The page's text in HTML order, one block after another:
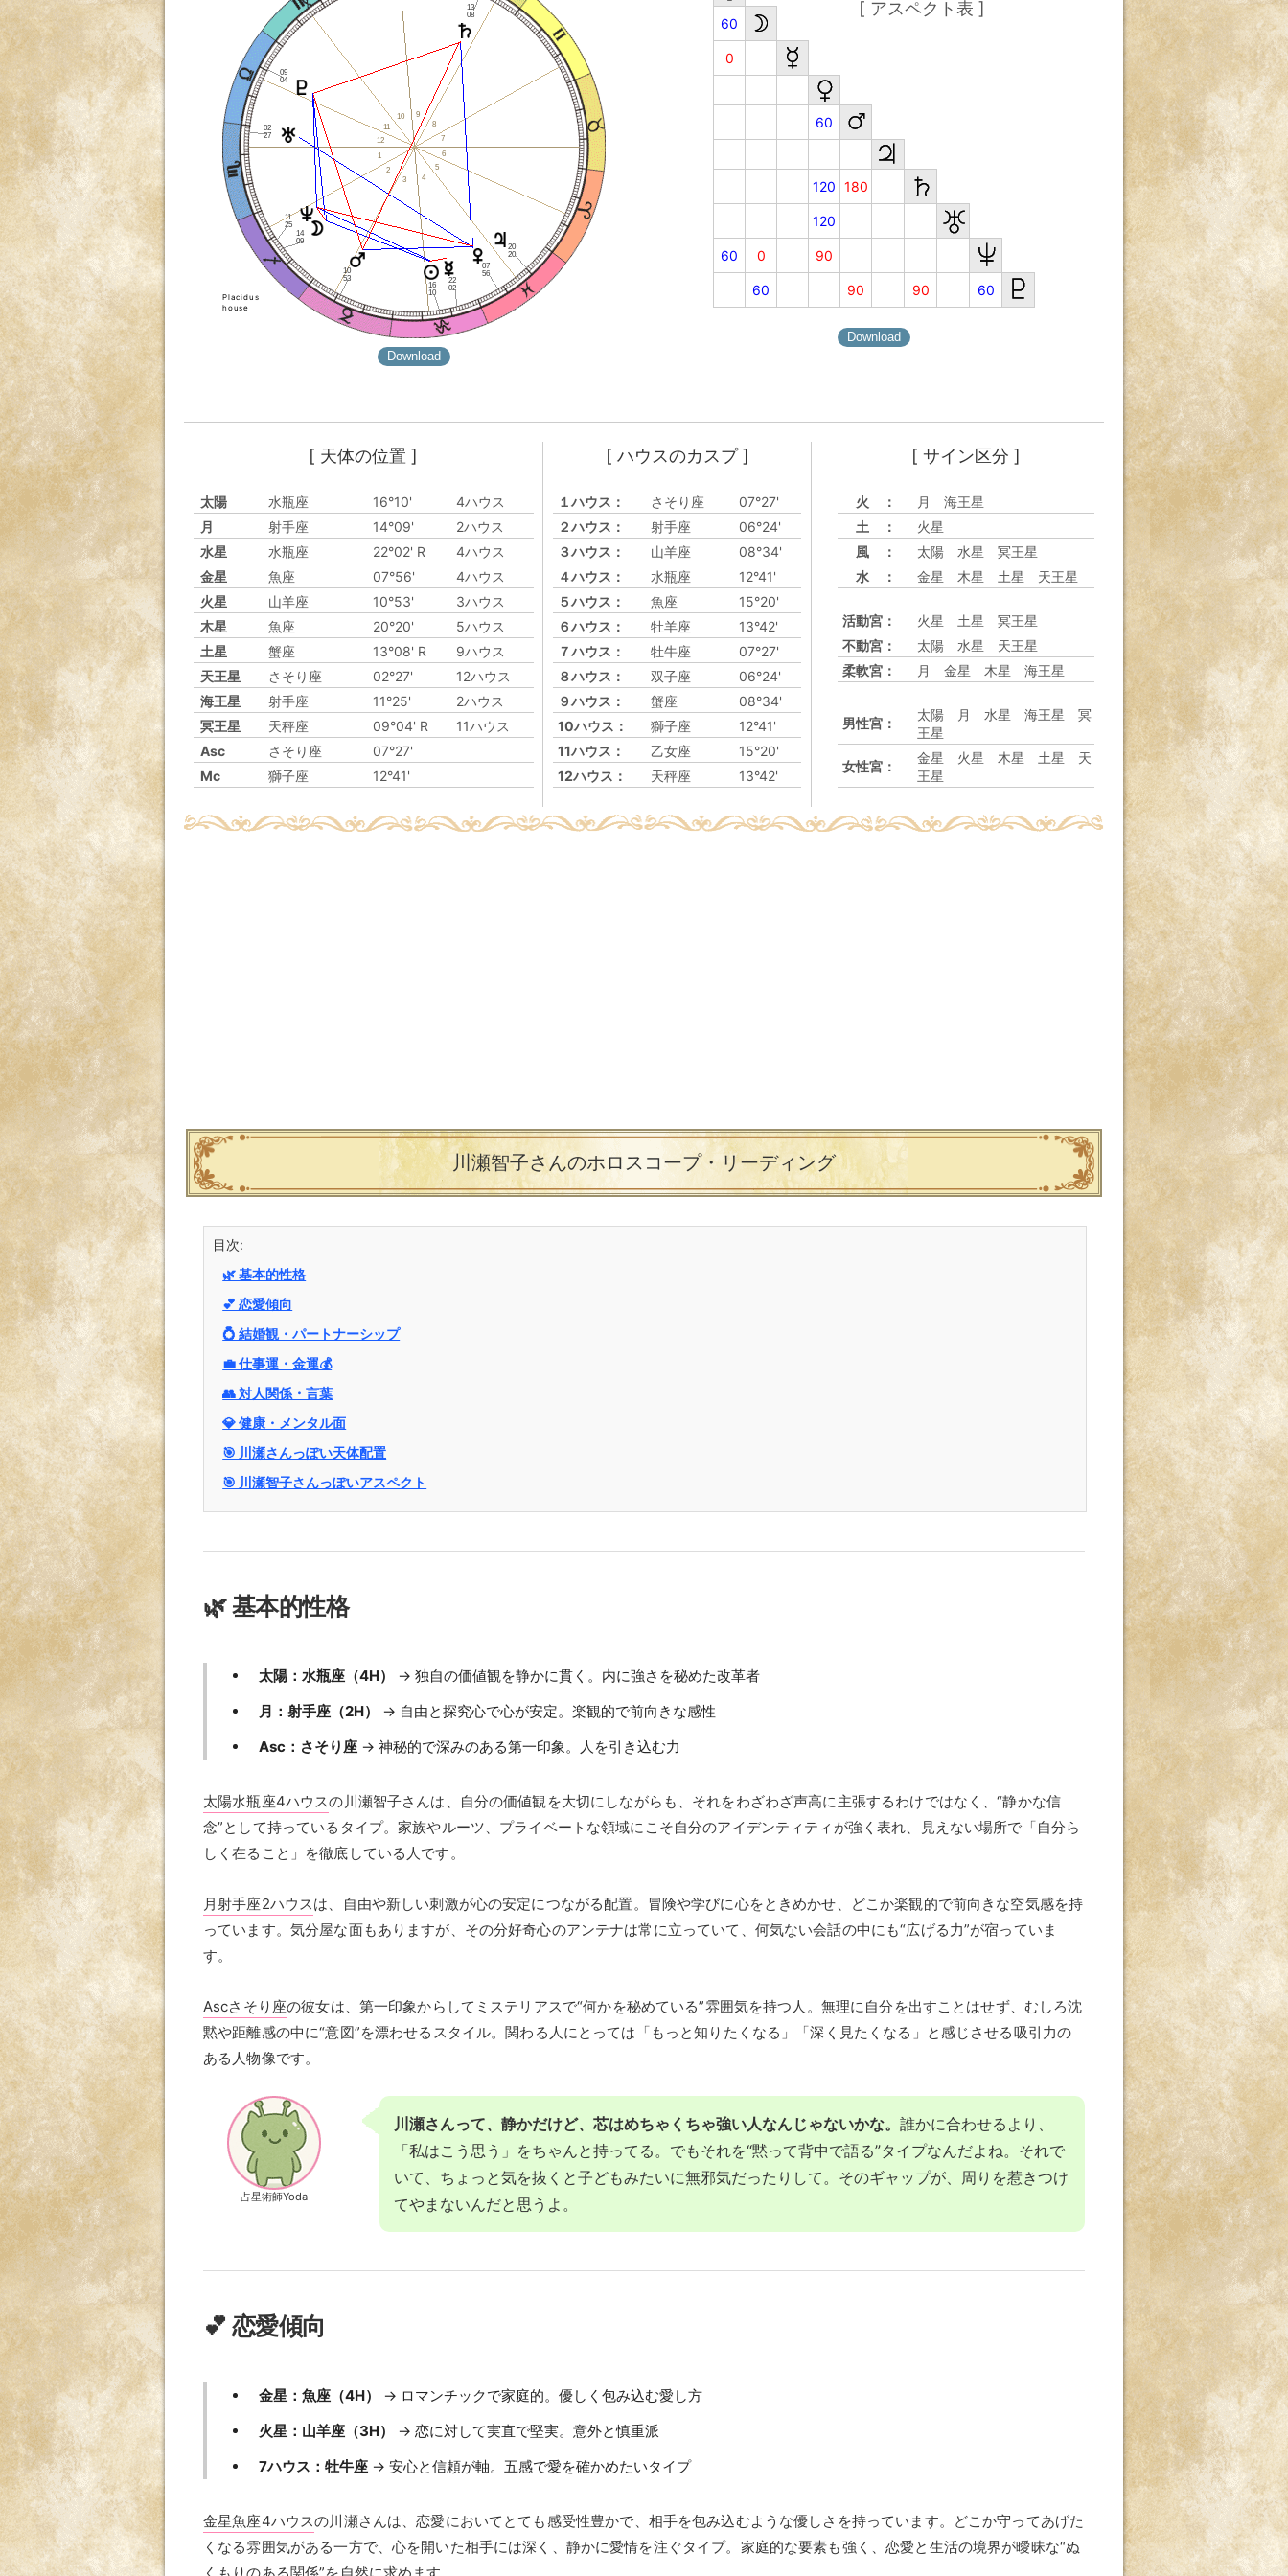
Placidus
house
1
2
3
4
5
6
7
8
9
10
11
12
16
10
14
09
22
02
07
56
10
53
20
20
13
08
02
27
11
25
09
04
[ アスペクト表 ]
60
0
60
120 180
120
60 0 90
60 90 90 60
[ 天体の位置 ]
太陽 水瓶座 16°10'
4ハウス
月
射手座 14°09'
2ハウス
水星
水瓶座 22°02' R
4ハウス
金星
魚座 07°56'
4ハウス
火星
山羊座 10°53'
3ハウス
木星
魚座 20°20'
5ハウス
土星
蟹座 13°08' R
9ハウス
天王星
さそり座 02°27'
12ハウス
海王星
射手座 11°25'
2ハウス
冥王星
天秤座 09°04' R
11ハウス
Asc
さそり座
07°27'
Mc
獅子座 12°41'
[ ハウスのカスプ ]
１ハウス： さそり座
07°27'
２ハウス：
射手座
06°24'
３ハウス：
山羊座
08°34'
４ハウス：
水瓶座
12°41'
５ハウス：
魚座
15°20'
６ハウス：
牡羊座
13°42'
７ハウス：
牡牛座
07°27'
８ハウス：
双子座
06°24'
９ハウス：
蟹座
08°34'
10ハウス：
獅子座
12°41'
11ハウス：
乙女座
15°20'
12ハウス：
天秤座 13°42'
[ サイン区分 ]
火 ：
月 海王星
土 ：
火星
風 ：
太陽 水星 冥王星
水 ：
金星 木星 土星 天王星
活動宮：
火星 土星 冥王星
不動宮：
太陽 水星 天王星
柔軟宮：
月 金星 木星 海王星
男性宮：
太陽 月 水星 海王星 冥
王星
女性宮：
金星 火星 木星 土星 天
王星
川瀬智子さんのホロスコープ・リーディング
目次:
🌿 基本的性格
💕 恋愛傾向
💍 結婚観・パートナーシップ
💼 仕事運・金運💰
👥 対人関係・言葉
💎 健康・メンタル面
🎯 川瀬さんっぽい天体配置
🎯 川瀬智子さんっぽいアスペクト
🌿 基本的性格
太陽：水瓶座（4H）
→ 独自の価値観を静かに貫く。内に強さを秘めた改革者
月：射手座（2H）
→ 自由と探究心で心が安定。楽観的で前向きな感性
Asc：さそり座 → 神秘的で深みのある第一印象。人を引き込む力
太陽水瓶座4ハウスの川瀬智子さんは、自分の価値観を大切にしながらも、それをわざわざ声高に主張するわけではなく、“静かな信
念”として持っているタイプ。家族やルーツ、プライベートな領域にこそ自分のアイデンティティが強く表れ、見えない場所で「自分ら
しく在ること」を徹底している人です。
月射手座2ハウスは、自由や新しい刺激が心の安定につながる配置。冒険や学びに心をときめかせ、どこか楽観的で前向きな空気感を持
っています。気分屋な面もありますが、その分好奇心のアンテナは常に立っていて、何気ない会話の中にも“広げる力”が宿っていま
す。
Ascさそり座の彼女は、第一印象からしてミステリアスで“何かを秘めている”雰囲気を持つ人。無理に自分を出すことはせず、むしろ沈
黙や距離感の中に“意図”を漂わせるスタイル。関わる人にとっては「もっと知りたくなる」「深く見たくなる」と感じさせる吸引力の
ある人物像です。
占星術師Yoda
川瀬さんって、静かだけど、芯はめちゃくちゃ強い人なんじゃないかな。 誰かに合わせるより、
「私はこう思う」をちゃんと持ってる。でもそれを“黙って背中で語る”タイプなんだよね。それで
いて、ちょっと気を抜くと子どもみたいに無邪気だったりして。そのギャップが、周りを惹きつけ
てやまないんだと思うよ。
💕 恋愛傾向
金星：魚座（4H）
→ ロマンチックで家庭的。優しく包み込む愛し方
火星：山羊座（3H）
→ 恋に対して実直で堅実。意外と慎重派
7ハウス：牡牛座 → 安心と信頼が軸。五感で愛を確かめたいタイプ
金星魚座4ハウスの川瀬さんは、恋愛においてとても感受性豊かで、相手を包み込むような優しさを持っています。どこか守ってあげた
くなる雰囲気がある一方で、心を開いた相手には深く、静かに愛情を注ぐタイプ。家庭的な要素も強く、恋愛と生活の境界が曖昧な“ぬ